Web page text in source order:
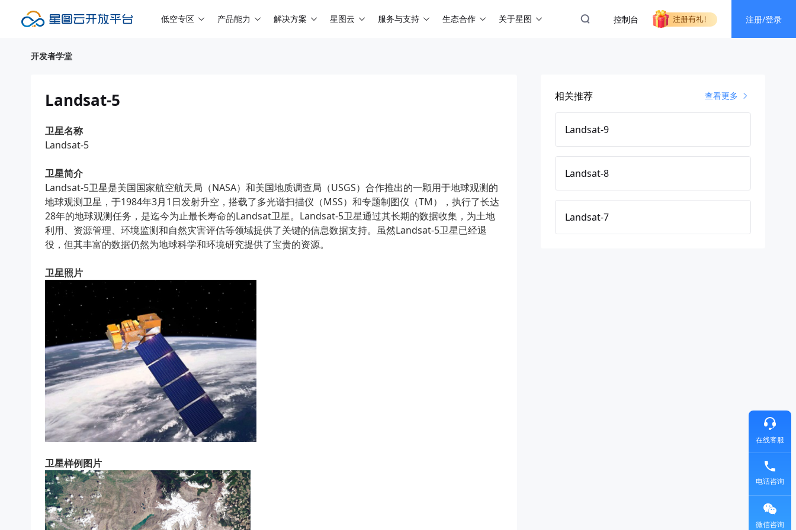
低空专区 产品能力 解决方案 星图云 服务与支持 生态合作 关于星图 控制台 注册/登录
开发者学堂
Landsat-5
卫星名称
Landsat-5
卫星简介
Landsat-5卫星是美国国家航空航天局（NASA）和美国地质调查局（USGS）合作推出的一颗用于地球观测的
地球观测卫星，于1984年3月1日发射升空，搭载了多光谱扫描仪（MSS）和专题制图仪（TM），执行了长达
28年的地球观测任务，是迄今为止最长寿命的Landsat卫星。Landsat-5卫星通过其长期的数据收集，为土地
利用、资源管理、环境监测和自然灾害评估等领域提供了关键的信息数据支持。虽然Landsat-5卫星已经退
役，但其丰富的数据仍然为地球科学和环境研究提供了宝贵的资源。
卫星照片
卫星样例图片
相关推荐 查看更多
Landsat-9
Landsat-8
Landsat-7
在线客服
电话咨询
微信咨询